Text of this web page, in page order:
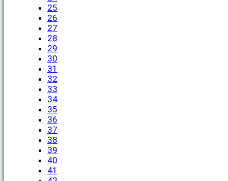
25
26
27
28
29
30
31
32
33
34
35
36
37
38
39
40
41